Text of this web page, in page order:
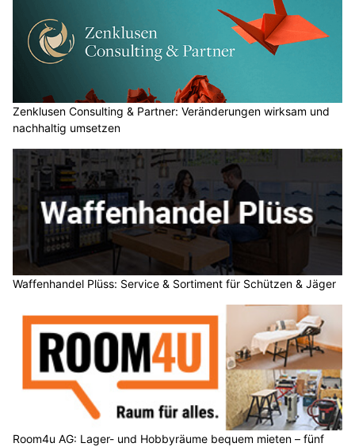
Zenklusen Consulting & Partner: Veränderungen wirksam und
nachhaltig umsetzen
Waffenhandel Plüss: Service & Sortiment für Schützen & Jäger
Room4u AG: Lager- und Hobbyräume bequem mieten – fünf